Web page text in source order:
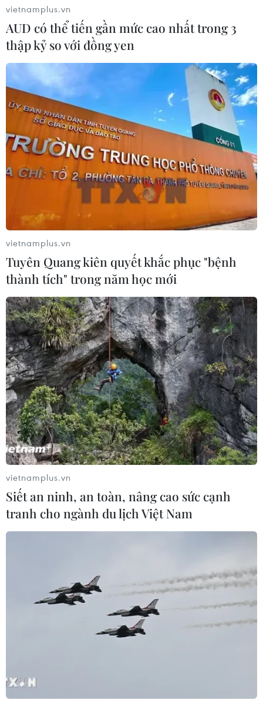
vietnamplus.vn
AUD có thể tiến gần mức cao nhất trong 3
thập kỷ so với đồng yen
vietnamplus.vn
Tuyên Quang kiên quyết khắc phục "bệnh
thành tích" trong năm học mới
vietnamplus.vn
Siết an ninh, an toàn, nâng cao sức cạnh
tranh cho ngành du lịch Việt Nam